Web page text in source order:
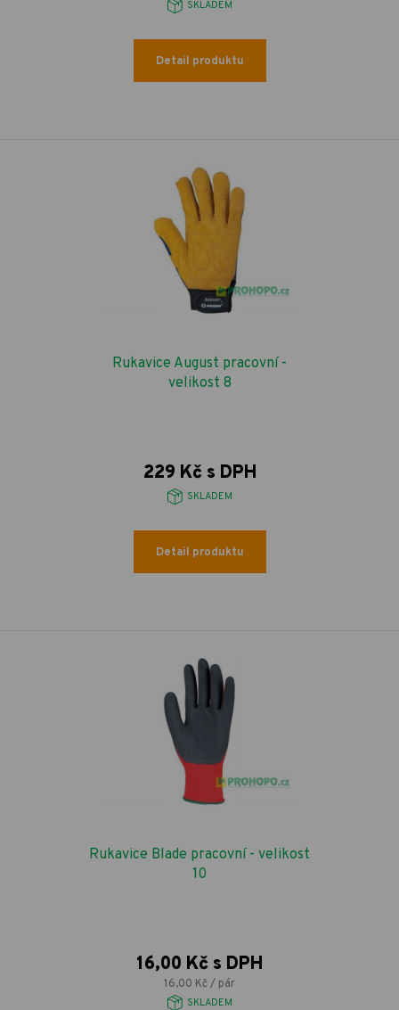
SKLADEM
Detail produktu
Rukavice August pracovní -
velikost 8
229 Kč s DPH
SKLADEM
Detail produktu
Rukavice Blade pracovní - velikost
10
16,00 Kč s DPH
16,00 Kč / pár
SKLADEM